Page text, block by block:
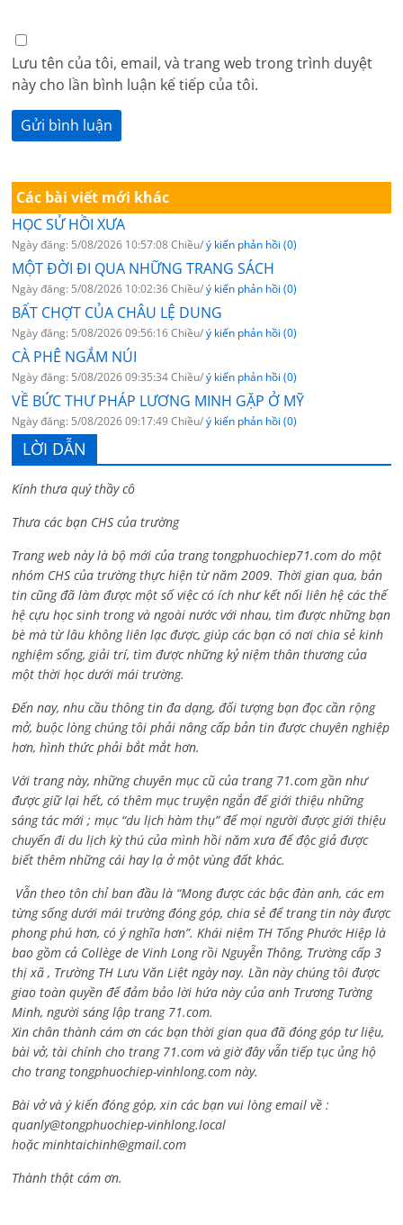
Lưu tên của tôi, email, và trang web trong trình duyệt
này cho lần bình luận kế tiếp của tôi.
Các bài viết mới khác
HỌC SỬ HỒI XƯA
Ngày đăng: 5/08/2026 10:57:08 Chiều/ý kiến phản hồi (0)
MỘT ĐỜI ĐI QUA NHỮNG TRANG SÁCH
Ngày đăng: 5/08/2026 10:02:36 Chiều/ý kiến phản hồi (0)
BẤT CHỢT CỦA CHÂU LỆ DUNG
Ngày đăng: 5/08/2026 09:56:16 Chiều/ý kiến phản hồi (0)
CÀ PHÊ NGẮM NÚI
Ngày đăng: 5/08/2026 09:35:34 Chiều/ý kiến phản hồi (0)
VỀ BỨC THƯ PHÁP LƯƠNG MINH GẶP Ở MỸ
Ngày đăng: 5/08/2026 09:17:49 Chiều/ý kiến phản hồi (0)
LỜI DẪN
Kính thưa quý thầy cô
Thưa các bạn CHS của trường
Trang web này là bộ mới của trang tongphuochiep71.com do một
nhóm CHS của trường thực hiện từ năm 2009. Thời gian qua, bản
tin cũng đã làm được một số việc có ích như kết nối liên hệ các thế
hệ cựu học sinh trong và ngoài nước với nhau, tìm được những bạn
bè mà từ lâu không liên lạc được, giúp các bạn có nơi chia sẻ kinh
nghiệm sống, giải trí, tìm được những kỷ niệm thân thương của
một thời học dưới mái trường.
Đến nay, nhu cầu thông tin đa dạng, đối tượng bạn đọc cần rộng
mở, buộc lòng chúng tôi phải nâng cấp bản tin được chuyên nghiệp
hơn, hình thức phải bắt mắt hơn.
Với trang này, những chuyên mục cũ của trang 71.com gần như
được giữ lại hết, có thêm mục truyện ngắn để giới thiệu những
sáng tác mới ; mục “du lịch hàm thụ” để mọi người được giới thiệu
chuyến đi du lịch kỳ thú của mình hồi năm xưa để độc giả được
biết thêm những cái hay lạ ở một vùng đất khác.
Vẫn theo tôn chỉ ban đầu là “Mong được các bậc đàn anh, các em
từng sống dưới mái trường đóng góp, chia sẻ để trang tin này được
phong phú hơn, có ý nghĩa hơn”. Khái niệm TH Tống Phước Hiệp là
bao gồm cả Collège de Vinh Long rồi Nguyễn Thông, Trường cấp 3
thị xã , Trường TH Lưu Văn Liệt ngày nay. Lần này chúng tôi được
giao toàn quyền để đảm bảo lời hứa này của anh Trương Tường
Minh, người sáng lập trang 71.com.
Xin chân thành cám ơn các bạn thời gian qua đã đóng góp tư liệu,
bài vở, tài chính cho trang 71.com và giờ đây vẫn tiếp tục ủng hộ
cho trang tongphuochiep-vinhlong.com này.
Bài vở và ý kiến đóng góp, xin các bạn vui lòng email về :
quanly@tongphuochiep-vinhlong.local
hoặcminhtaichinh@gmail.com
Thành thật cám ơn.